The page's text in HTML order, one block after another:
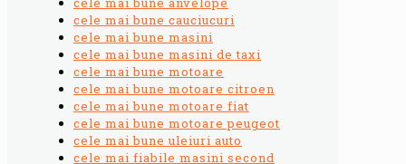
cele mai bune cauciucuri
cele mai bune masini
cele mai bune masini de taxi
cele mai bune motoare
cele mai bune motoare citroen
cele mai bune motoare fiat
cele mai bune motoare peugeot
cele mai bune uleiuri auto
cele mai fiabile masini second